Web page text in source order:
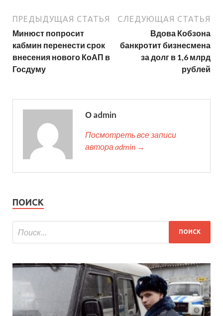
ПРЕДЫДУЩАЯ СТАТЬЯ
Минюст попросит
кабмин перенести срок
внесения нового КоАП в
Госдуму
СЛЕДУЮЩАЯ СТАТЬЯ
Вдова Кобзона
банкротит бизнесмена
за долг в 1,6 млрд
рублей
О admin
Посмотреть все записи
автора admin →
ПОИСК